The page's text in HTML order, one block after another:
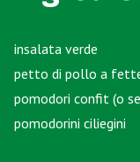
insalata verde
petto di pollo a
pomodori confit (o
pomodorini ciliegini